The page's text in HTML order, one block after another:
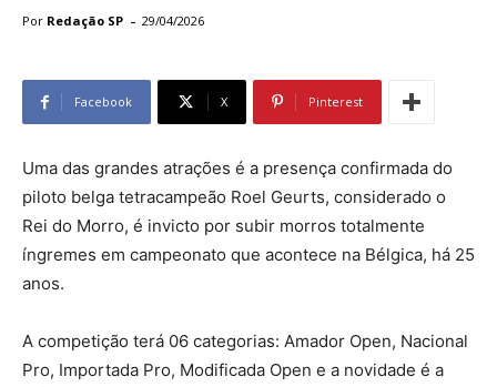
Por Redação SP - 29/04/2026
Facebook X Pinterest
Uma das grandes atrações é a presença confirmada do
piloto belga tetracampeão Roel Geurts, considerado o
Rei do Morro, é invicto por subir morros totalmente
íngremes em campeonato que acontece na Bélgica, há 25
anos.
A competição terá 06 categorias: Amador Open, Nacional
Pro, Importada Pro, Modificada Open e a novidade é a